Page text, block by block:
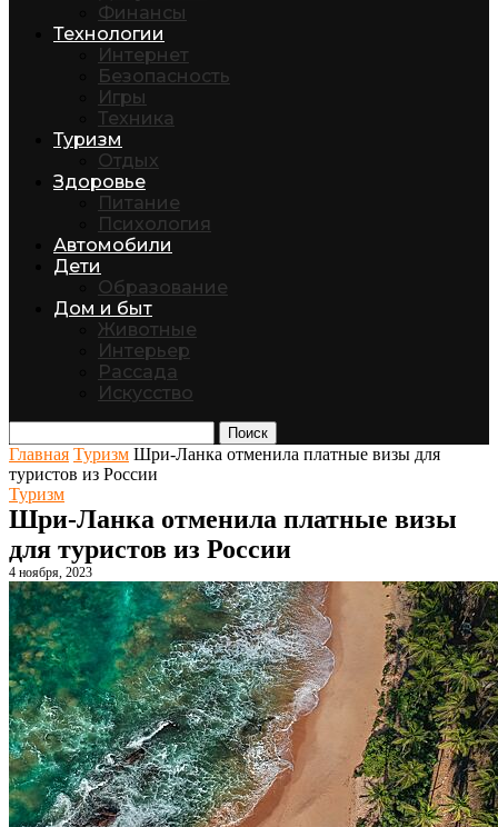
Финансы
Технологии
Интернет
Безопасность
Игры
Техника
Туризм
Отдых
Здоровье
Питание
Психология
Автомобили
Дети
Образование
Дом и быт
Животные
Интерьер
Рассада
Искусство
Поиск
Главная Туризм Шри-Ланка отменила платные визы для
туристов из России
Туризм
Шри-Ланка отменила платные визы
для туристов из России
4 ноября, 2023